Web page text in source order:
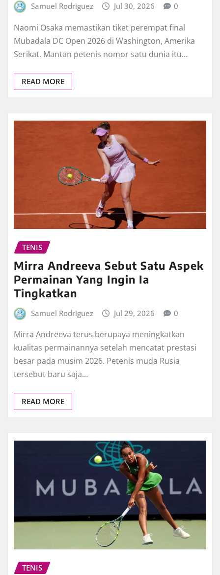
Samuel Rodriguez Jul 30, 2026 0
Naomi Osaka memastikan tiket perempat final
Mubadala DC Open 2026 di Washington, Amerika
Serikat. Mantan petenis nomor satu dunia itu…
READ MORE
TENIS
Mirra Andreeva Sebut Satu Aspek
Permainan Yang Ingin Ia
Tingkatkan
Samuel Rodriguez Jul 29, 2026 0
Mirra Andreeva terus berupaya meningkatkan
kualitas permainannya setelah mencatat prestasi
besar pada musim 2026. Petenis muda Rusia
tersebut baru saja…
READ MORE
TENIS